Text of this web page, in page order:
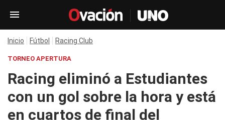
Inicio Fútbol Racing Club
TORNEO APERTURA
Racing eliminó a Estudiantes
con un gol sobre la hora y está
en cuartos de final del